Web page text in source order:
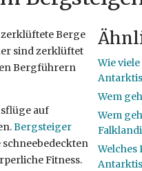
Berge
sind zerklüftet
Bergführern
auf
Bergsteiger
Fitness.
Wie
Wem
Wem
Welches